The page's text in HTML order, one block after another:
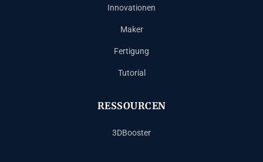
Innovationen
Maker
Fertigung
Tutorial
RESSOURCEN
3DBooster